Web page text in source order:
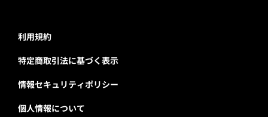
利用規約
特定商取引法に基づく表示
情報セキュリティポリシー
個人情報について